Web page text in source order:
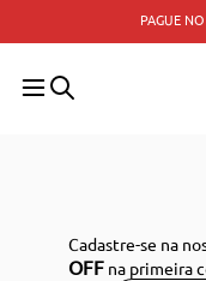
PAGUE
Cadastre-se na
OFF na primeira